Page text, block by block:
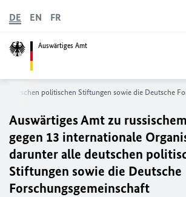
Auswärtiges Amt
DE EN FR
deutschen politischen Stiftungen sowie die Deutsche
Auswärtiges Amt zu
gegen 13 internationale
darunter alle deutschen
Stiftungen sowie die Deutsche
Forschungsgemeinschaft